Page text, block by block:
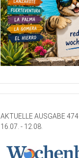
AKTUELLE AUSGABE 474
16.07. - 12.08.